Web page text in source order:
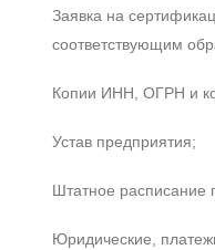
Заявка на
соответствующим
Копии ИНН, ОГРН и
Устав предприятия;
Штатное расписание
Юридические,